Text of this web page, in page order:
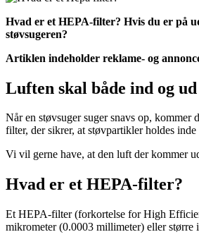
Hvad er et HEPA-filter? Hvis du er på
støvsugeren?
Artiklen indeholder reklame- og
Luften skal både ind og
Når en støvsuger suger snavs op, kommer
filter, der sikrer, at støvpartikler holdes
Vi vil gerne have, at den luft der kommer
Hvad er et HEPA-filter?
Et HEPA-filter (forkortelse for High
mikrometer (0.0003 millimeter) eller større